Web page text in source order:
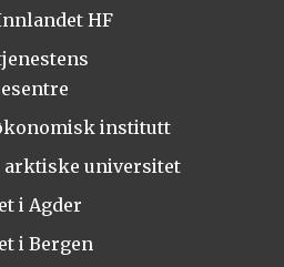
HF
institutt
arktiske universitet
i Agder
i Bergen